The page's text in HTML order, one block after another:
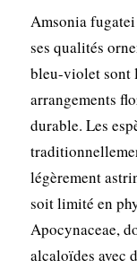
Amsonia
ses qualités
bleu-violet sont
arrangements
durable. Les
légèrement
soit limité en
Apocynaceae,
alcaloïdes avec